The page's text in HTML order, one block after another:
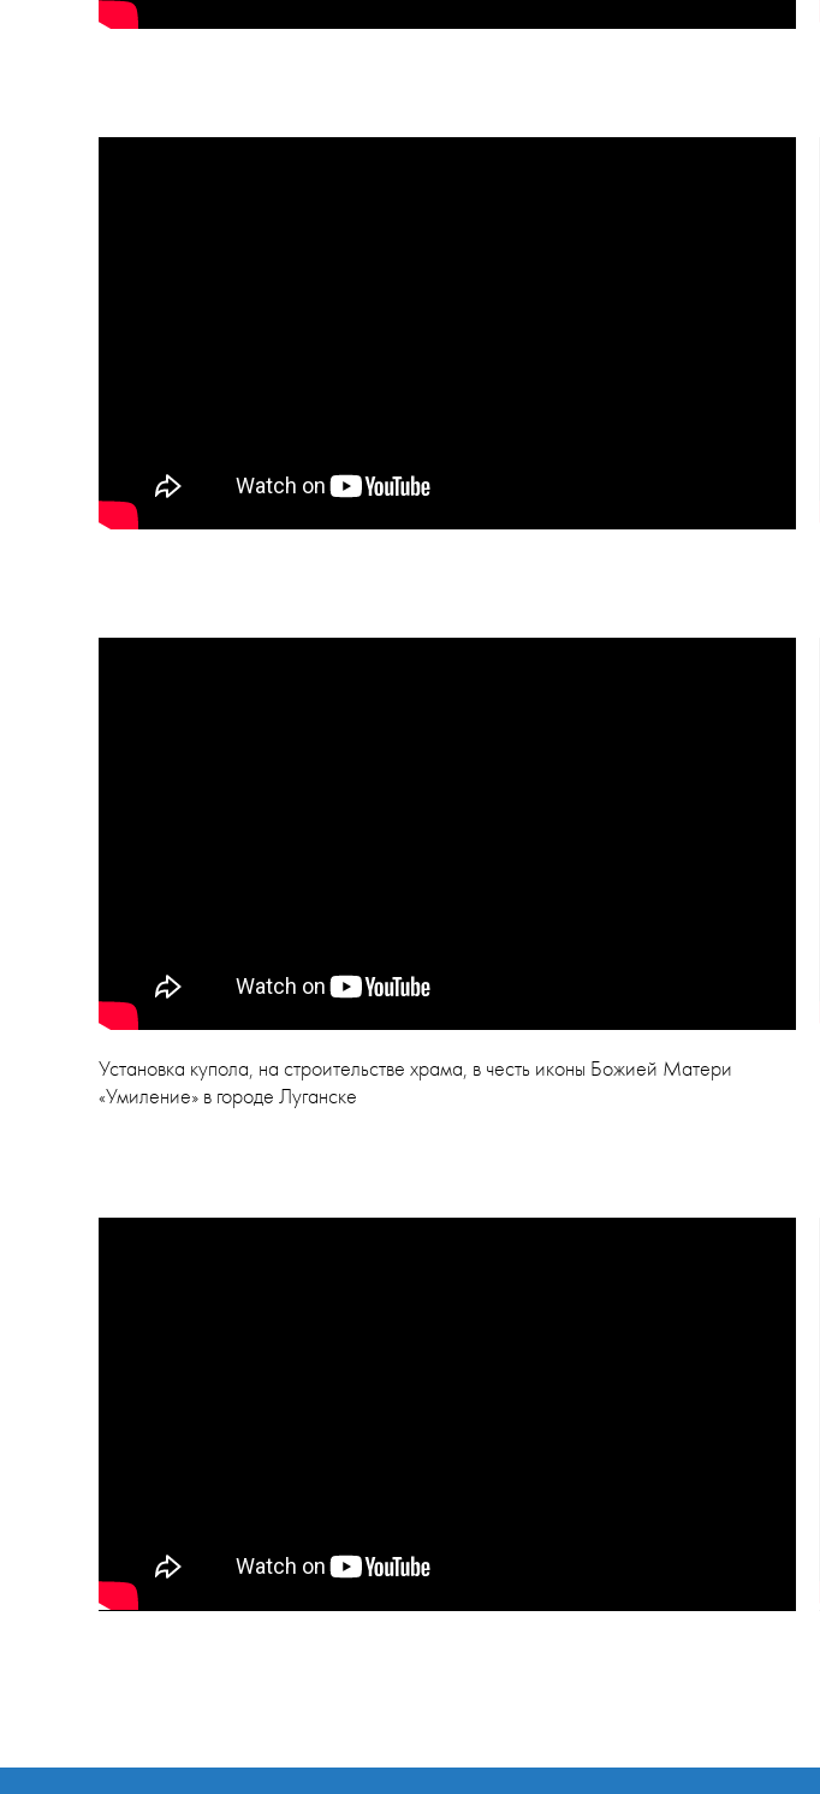
Установка купола, на строительстве храма, в честь иконы Божией Матери
«Умиление» в городе Луганске